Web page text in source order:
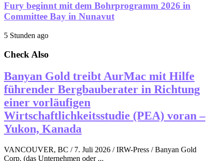
Fury beginnt mit dem Bohrprogramm 2026 in
Committee Bay in Nunavut
5 Stunden ago
Check Also
Banyan Gold treibt AurMac mit Hilfe
führender Bergbauberater in Richtung
einer vorläufigen
Wirtschaftlichkeitsstudie (PEA) voran –
Yukon, Kanada
VANCOUVER, BC / 7. Juli 2026 / IRW-Press / Banyan Gold
Corp. (das Unternehmen oder ...